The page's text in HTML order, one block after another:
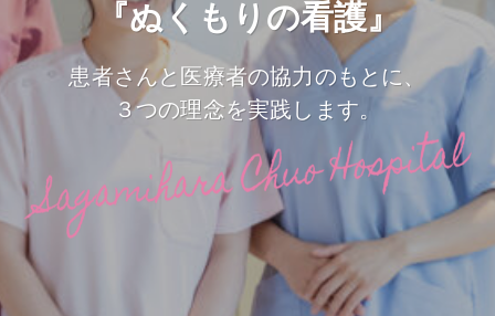
『ぬくもりの看護』
患者さんと医療者の協力のもとに、
３つの理念を実践します。
『ぬくもりの看護』
患者さんと医療者の協力のもとに、
３つの理念を実践します。
『ぬくもりの看護』
患者さんと医療者の協力のもとに、
３つの理念を実践します。
『ぬくもりの看護』
患者さんと医療者の協力のもとに、
３つの理念を実践します。
『ぬくもりの看護』
患者さんと医療者の協力のもとに、
３つの理念を実践します。